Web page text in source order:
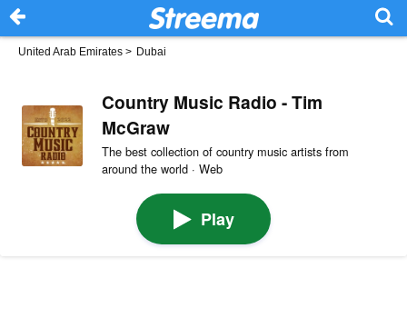
United Arab Emirates > Dubai
Country Music Radio - Tim
McGraw
The best collection of country music artists from
around the world · Web
Play